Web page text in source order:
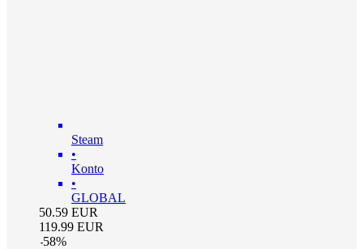
Steam
•
Konto
•
GLOBAL
50.59 EUR
119.99 EUR
-58%